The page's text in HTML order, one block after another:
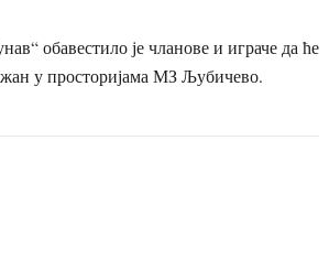
обавестило је чланове и играче да ће
у просторијама МЗ Љубичево.